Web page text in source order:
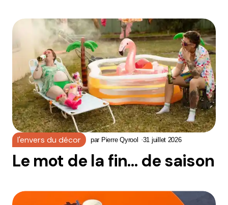
l'envers du décor par Pierre Qyrool 31 juillet 2026
Le mot de la fin… de saison